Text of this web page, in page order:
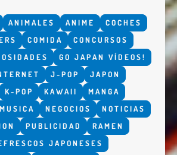
ANIMALES ANIME
COCHES
COMIDA
CONCURSOS
GO JAPAN VÍDEOS!
J-POP
JAPON
K-POP KAWAII
MANGA
MUSICA NEGOCIOS
NOTICIAS
PUBLICIDAD
RAMEN
JAPONESES